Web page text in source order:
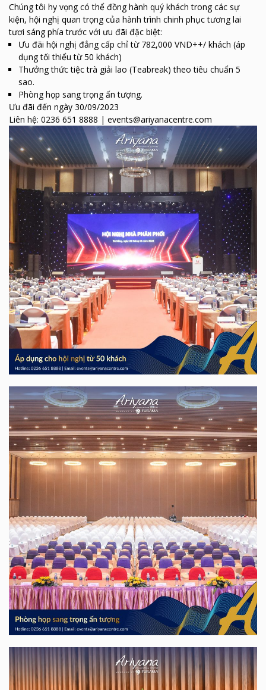
Chúng tôi hy vọng có thể đồng hành quý khách trong các sự
kiện, hội nghị quan trọng của hành trình chinh phục tương lai
tươi sáng phía trước với ưu đãi đặc biệt:
Ưu đãi hội nghị đẳng cấp chỉ từ 782,000 VND++/ khách (áp
dụng tối thiểu từ 50 khách)
Thưởng thức tiệc trà giải lao (Teabreak) theo tiêu chuẩn 5
sao.
Phòng họp sang trọng ấn tượng.
Ưu đãi đến ngày 30/09/2023
Liên hệ: 0236 651 8888 | events@ariyanacentre.com